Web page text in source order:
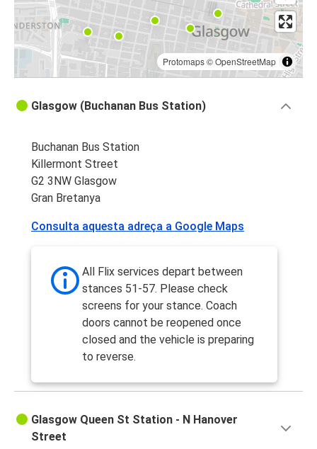
Protomaps©OpenStreetMap
Glasgow (Buchanan Bus Station)
Buchanan Bus Station
Killermont Street
G2 3NW Glasgow
Gran Bretanya
Consulta aquesta adreça a Google Maps
All Flix services depart between
stances 51-57. Please check
screens for your stance. Coach
doors cannot be reopened once
closed and the vehicle is preparing
to reverse.
Glasgow Queen St Station - N Hanover
Street